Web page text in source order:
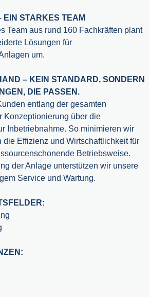
EIN STARKES TEAM
Team aus rund 160 Fachkräften plant
Lösungen für
um.
– KEIN STANDARD, SONDERN
DIE PASSEN.
entlang der gesamten
Konzeptionierung über die
Inbetriebnahme. So minimieren wir
die Effizienz und Wirtschaftlichkeit für
Betriebsweise.
der Anlage unterstützen wir unsere
Service und Wartung.